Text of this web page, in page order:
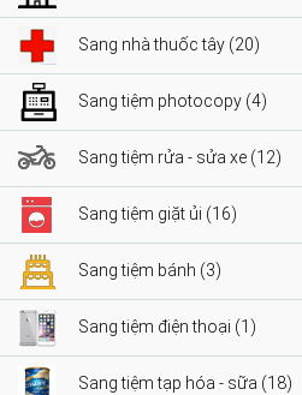
Sang nhà thuốc tây (20)
Sang tiệm photocopy (4)
Sang tiệm rửa - sửa xe (12)
Sang tiệm giặt ủi (16)
Sang tiệm bánh (3)
Sang tiệm điện thoại (1)
Sang tiệm tạp hóa - sữa (18)